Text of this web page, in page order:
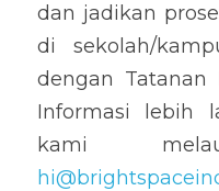
dan jadikan
di sekolah/
dengan Tatanan
Informasi lebih